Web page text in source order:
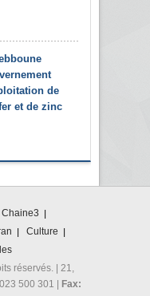
de
et de zinc
Chaine3
Culture
réservés. | 21,
023 500 301 | Fax: